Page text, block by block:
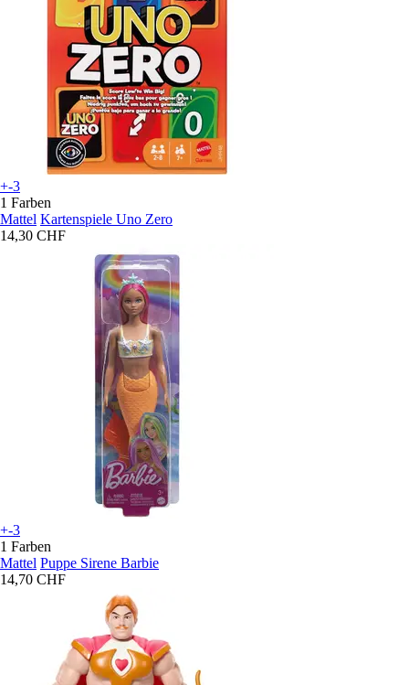
+-3
1 Farben
Mattel Kartenspiele Uno Zero
14,30 CHF
+-3
1 Farben
Mattel Puppe Sirene Barbie
14,70 CHF